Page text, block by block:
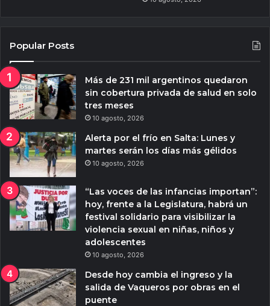
Popular Posts
Más de 231 mil argentinos quedaron
sin cobertura privada de salud en solo
tres meses
10 agosto, 2026
Alerta por el frío en Salta: Lunes y
martes serán los días más gélidos
10 agosto, 2026
“Las voces de las infancias importan”:
hoy, frente a la Legislatura, habrá un
festival solidario para visibilizar la
violencia sexual en niñas, niños y
adolescentes
10 agosto, 2026
Desde hoy cambia el ingreso y la
salida de Vaqueros por obras en el
puente